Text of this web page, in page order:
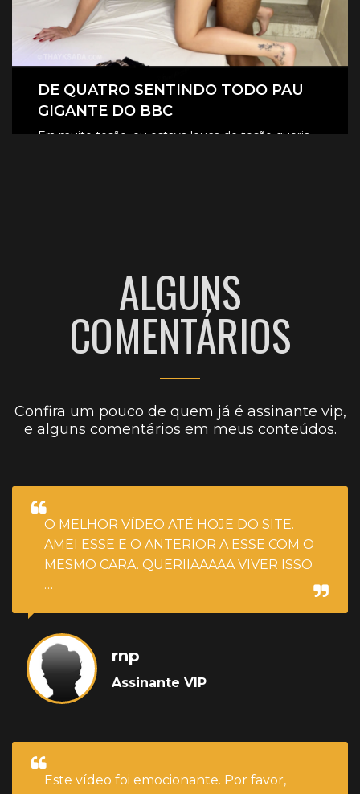
DE QUATRO SENTINDO TODO PAU
GIGANTE DO BBC
Era muito tesão, eu estava louca de tesão queria
ALGUNS
COMENTÁRIOS
Confira um pouco de quem já é assinante vip,
e alguns comentários em meus conteúdos.
O MELHOR VÍDEO ATÉ HOJE DO SITE.
AMEI ESSE E O ANTERIOR A ESSE COM O
MESMO CARA. QUERIIAAAAA VIVER ISSO
…
rnp
Assinante VIP
Este vídeo foi emocionante. Por favor,